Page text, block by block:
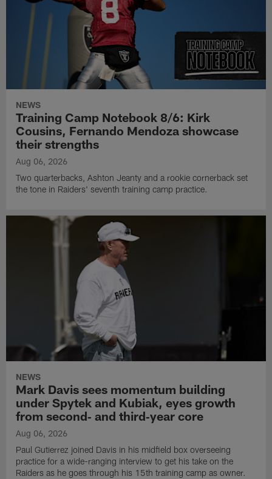
NEWS
Training Camp Notebook 8/6: Kirk
Cousins, Fernando Mendoza showcase
their strengths
Aug 06, 2026
Two quarterbacks, Ashton Jeanty and a rookie cornerback set
the tone in Raiders' seventh training camp practice.
NEWS
Mark Davis sees momentum building
under Spytek and Kubiak, eyes growth
from second‑ and third‑year core
Aug 06, 2026
Paul Gutierrez joined Davis in his midfield box overseeing
practice for a wide-ranging interview to get his take on the
Raiders as he goes through his 15th training camp as owner.